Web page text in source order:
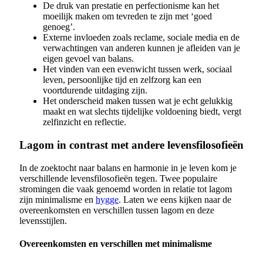
De druk van prestatie en perfectionisme kan het
moeilijk maken om tevreden te zijn met ‘goed
genoeg’.
Externe invloeden zoals reclame, sociale media en de
verwachtingen van anderen kunnen je afleiden van je
eigen gevoel van balans.
Het vinden van een evenwicht tussen werk, sociaal
leven, persoonlijke tijd en zelfzorg kan een
voortdurende uitdaging zijn.
Het onderscheid maken tussen wat je echt gelukkig
maakt en wat slechts tijdelijke voldoening biedt, vergt
zelfinzicht en reflectie.
Lagom in contrast met andere levensfilosofieën
In de zoektocht naar balans en harmonie in je leven kom je
verschillende levensfilosofieën tegen. Twee populaire
stromingen die vaak genoemd worden in relatie tot lagom
zijn minimalisme en hygge. Laten we eens kijken naar de
overeenkomsten en verschillen tussen lagom en deze
levensstijlen.
Overeenkomsten en verschillen met minimalisme